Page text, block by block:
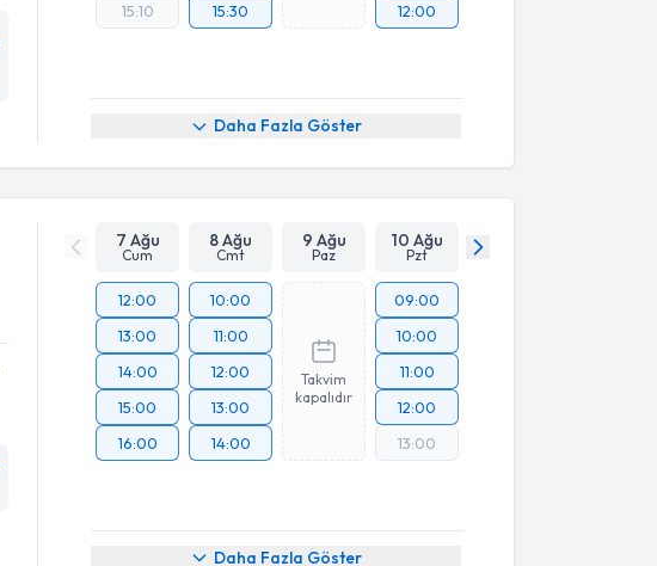
15:10
15:30
12:00
Daha Fazla Göster
7 Ağu
Cum
8 Ağu
Cmt
9 Ağu
Paz
10 Ağu
Pzt
12:00
13:00
14:00
15:00
16:00
10:00
11:00
12:00
13:00
14:00
Takvim
kapalıdır
09:00
10:00
11:00
12:00
13:00
Daha Fazla Göster